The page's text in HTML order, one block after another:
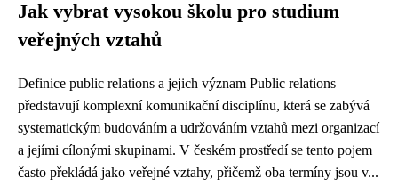
Jak vybrat vysokou školu pro studium
veřejných vztahů
Definice public relations a jejich význam Public relations
představují komplexní komunikační disciplínu, která se zabývá
systematickým budováním a udržováním vztahů mezi organizací
a jejími cílonými skupinami. V českém prostředí se tento pojem
často překládá jako veřejné vztahy, přičemž oba termíny jsou v...